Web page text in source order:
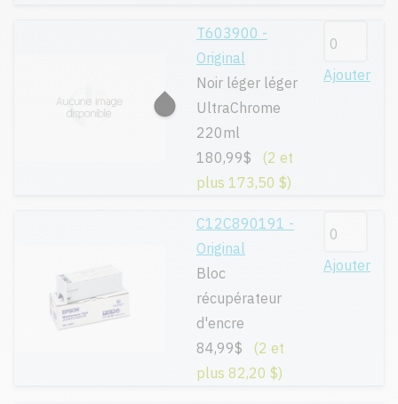
T603900 -
Original
Noir léger léger
UltraChrome
220ml
180,99$
(2 et
plus 173,50 $)
Ajouter
C12C890191 -
Original
Bloc
récupérateur
d'encre
84,99$
(2 et
plus 82,20 $)
Ajouter